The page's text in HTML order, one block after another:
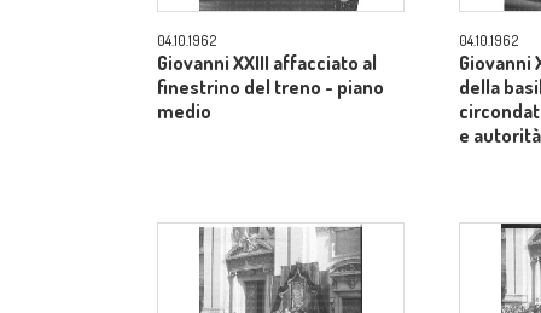
04.10.1962
Giovanni XXIII affacciato al
finestrino del treno - piano
medio
04.10.1962
Giovanni
della
e